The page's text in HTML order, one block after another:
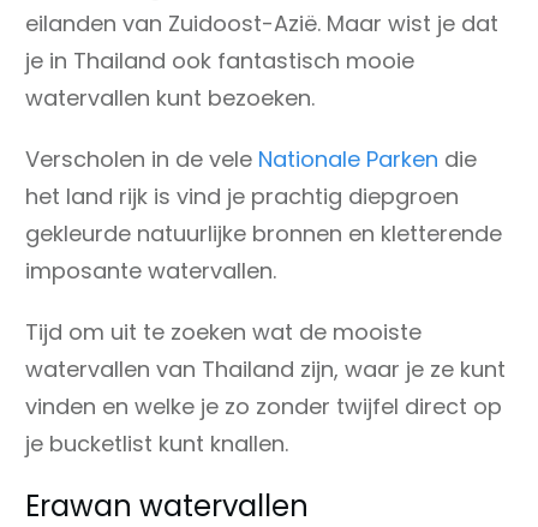
eilanden van Zuidoost-Azië. Maar wist je dat
je in Thailand ook fantastisch mooie
watervallen kunt bezoeken.
Verscholen in de vele Nationale Parken die
het land rijk is vind je prachtig diepgroen
gekleurde natuurlijke bronnen en kletterende
imposante watervallen.
Tijd om uit te zoeken wat de mooiste
watervallen van Thailand zijn, waar je ze kunt
vinden en welke je zo zonder twijfel direct op
je bucketlist kunt knallen.
Erawan watervallen